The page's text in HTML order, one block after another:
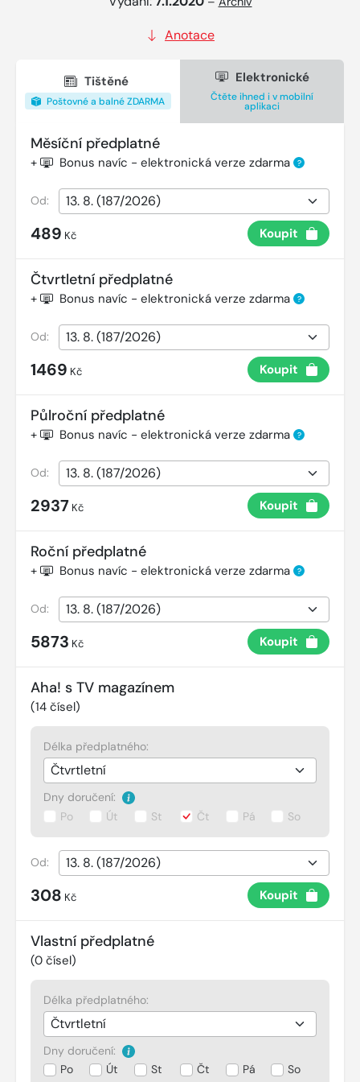
Anotace
Tištěné
Poštovné a balné ZDARMA
Elektronické
Čtěte ihned i v mobilní
aplikaci
Měsíční předplatné
+ Bonus navíc - elektronická verze zdarma ?
Od:
489 Kč Koupit
Čtvrtletní předplatné
+ Bonus navíc - elektronická verze zdarma ?
Od:
1469 Kč Koupit
Půlroční předplatné
+ Bonus navíc - elektronická verze zdarma ?
Od:
2937 Kč Koupit
Roční předplatné
+ Bonus navíc - elektronická verze zdarma ?
Od:
5873 Kč Koupit
Aha! s TV magazínem
(14 čísel)
Délka předplatného:
Dny doručení:
Po
Út St Čt Pá So
Od:
308 Kč Koupit
Vlastní předplatné
(0 čísel)
Délka předplatného:
Dny doručení:
Po
Út St Čt Pá So